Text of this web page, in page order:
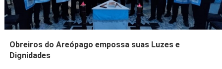
Obreiros do Areópago empossa suas Luzes e
Dignidades